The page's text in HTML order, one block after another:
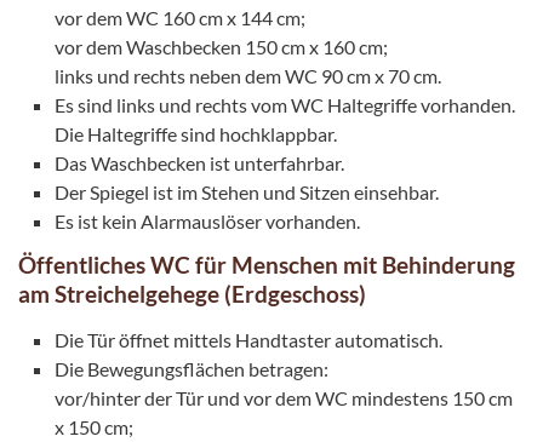
vor dem WC 160 cm x 144 cm;
vor dem Waschbecken 150 cm x 160 cm;
links und rechts neben dem WC 90 cm x 70 cm.
Es sind links und rechts vom WC Haltegriffe vorhanden.
Die Haltegriffe sind hochklappbar.
Das Waschbecken ist unterfahrbar.
Der Spiegel ist im Stehen und Sitzen einsehbar.
Es ist kein Alarmauslöser vorhanden.
Öffentliches WC für Menschen mit Behinderung
am Streichelgehege (Erdgeschoss)
Die Tür öffnet mittels Handtaster automatisch.
Die Bewegungsflächen betragen:
vor/hinter der Tür und vor dem WC mindestens 150 cm
x 150 cm;